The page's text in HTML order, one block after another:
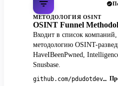
МЕТОДОЛОГИЯ OSINT
OSINT Funnel
Входит в список
методологию OSINT-
HaveIBeenPwned,
Snusbase.
github.com/pdudotdev/ofm